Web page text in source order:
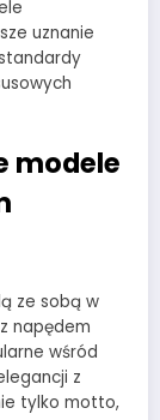
uznanie
modele
ze sobą w
napędem
wśród
z
tylko motto,